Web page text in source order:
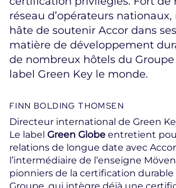
réseau d’opérateurs nationaux,
hâte de soutenir Accor dans
matière de développement
de nombreux hôtels du
label Green Key le monde.
FINN BOLDING THOMSEN
Directeur international de Green
Le label Green Globe entretient
relations de longue date avec
l’intermédiaire de l’enseigne
pionniers de la certification durable